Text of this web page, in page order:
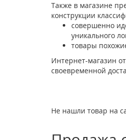
Также в магазине
конструкции
совершенно
уникального
товары
Интернет-магазин
своевременной
Не нашли товар на